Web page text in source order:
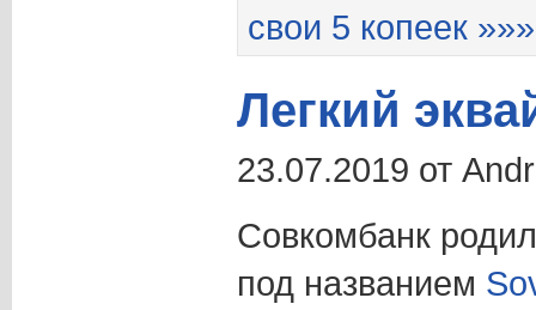
свои 5 копеек »»»
Легкий
23.07.2019 от
Совкомбанк
под названием